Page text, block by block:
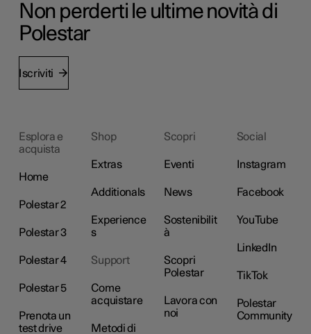
Non perderti le ultime novità di
Polestar
Iscriviti
Esplora e
acquista
Home
Polestar 2
Polestar 3
Polestar 4
Polestar 5
Prenota un
test drive
Shop
Extras
Additionals
Experience
s
Support
Come
acquistare
Metodi di
Scopri
Eventi
News
Sostenibilit
à
Scopri
Polestar
Lavora con
noi
Social
Instagram
Facebook
YouTube
LinkedIn
TikTok
Polestar
Community